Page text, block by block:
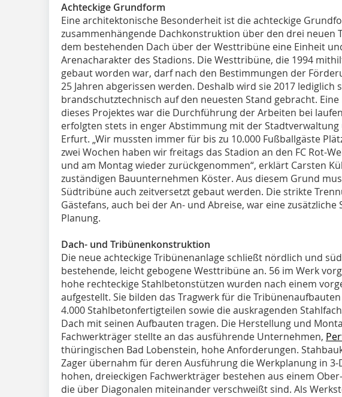
Achteckige Grundform
Eine architektonische Besonderheit ist die achteckige
zusammenhängende Dachkonstruktion über den drei neuen
dem bestehenden Dach über der Westtribüne eine Einheit
Arenacharakter des Stadions. Die Westtribüne, die 1994
gebaut worden war, darf nach den Bestimmungen der
25 Jahren abgerissen werden. Deshalb wird sie 2017 lediglich
brandschutztechnisch auf den neuesten Stand gebracht.
dieses Projektes war die Durchführung der Arbeiten bei
erfolgten stets in enger Abstimmung mit der Stadtverwaltung
Erfurt. „Wir mussten immer für bis zu 10.000 Fußballgäste
zwei Wochen haben wir freitags das Stadion an den FC Rot-
und am Montag wieder zurückgenommen“, erklärt Carsten
zuständigen Bauunternehmen Köster. Aus diesem Grund
Südtribüne auch zeitversetzt gebaut werden. Die strikte
Gästefans, auch bei der An- und Abreise, war eine zusätzliche
Planung.
Dach- und Tribünenkonstruktion
Die neue achteckige Tribünenanlage schließt nördlich und
bestehende, leicht gebogene Westtribüne an. 56 im Werk
hohe rechteckige Stahlbetonstützen wurden nach einem
aufgestellt. Sie bilden das Tragwerk für die
4.000 Stahlbetonfertigteilen sowie die auskragenden
Dach mit seinen Aufbauten tragen. Die Herstellung und
Fachwerkträger stellte an das ausführende Unternehmen,
thüringischen Bad Lobenstein, hohe Anforderungen.
Zager übernahm für deren Ausführung die Werkplanung in 3-
hohen, dreieckigen Fachwerkträger bestehen aus einem
die über Diagonalen miteinander verschweißt sind. Als